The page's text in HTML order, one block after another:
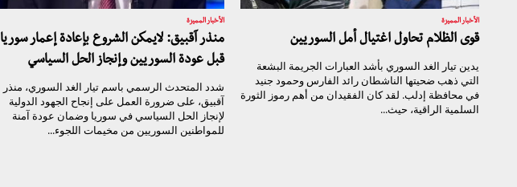
الأخبار المميزة
قوى الظلام تحاول اغتيال أمل السوريين
يدين تيار الغد السوري بأشد العبارات الجريمة البشعة
التي ذهب ضحيتها الناشطان رائد الفارس وحمود جنيد
في محافظة إدلب. لقد كان الفقيدان من أهم رموز الثورة
السلمية الراقية، حيث...
الأخبار المميزة
منذر آقبيق: لايمكن الشروع بإعادة إعمار سوريا
قبل عودة السوريين وإنجاز الحل السياسي
شدد المتحدث الرسمي باسم تيار الغد السوري، منذر
آقبيق، على ضرورة العمل على إنجاح الجهود الدولية
لإنجاز الحل السياسي في سوريا وضمان عودة آمنة
للمواطنين السوريين من مخيمات اللجوء...